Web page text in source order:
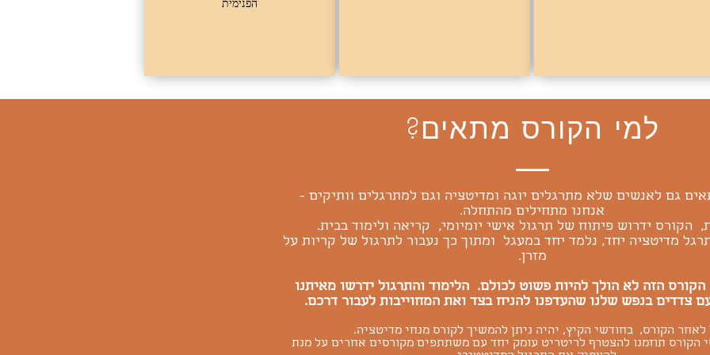
למי הקורס מתאים?
גם לאנשים שלא מתרגלים יוגה ומדיטציה וגם למתרגלים וותיקים -
אנחנו מתחילים מהתחלה.
הקורס ידרוש פיתוח של תרגול אישי יומיומי, קריאה ולימוד בבית.
מדיטציה יחד, נלמד יחד במעגל ומתוך כך נעבור לתרגול של קריות על
מזרן.
הזה לא הולך להיות פשוט לכולם. הלימוד והתרגול ידרשו מאיתנו
צדדים בנפש שלנו שהעדפנו להניח בצד ואת המחוייבות לעבור דרכם.
הקורס, בחודשי הקיץ, יהיה ניתן להמשיך לקורס מנחי מדיטציה.
הקורס תוזמנו להצטרף לריטריט עומק יחד עם משתתפים מקורסים אחרים על מנת